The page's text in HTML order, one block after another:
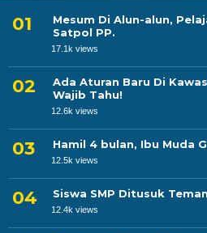
Mesum Di Alun-alun,
Satpol PP.
17.1k views
Ada Aturan Baru Di
Wajib Tahu!
12.6k views
Hamil 4 bulan, Ibu Muda
12.5k views
Siswa SMP Ditusuk
12.4k views